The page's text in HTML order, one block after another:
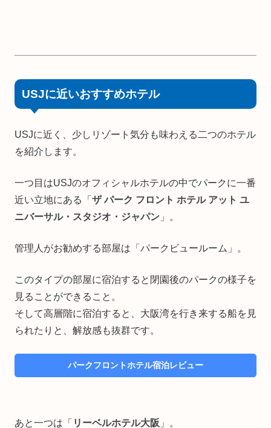
USJに近いおすすめホテル
USJに近く、少しリゾート気分も味わえる二つのホテル
を紹介します。
一つ目はUSJのオフィシャルホテルの中でパークに一番
近い立地にある「 ザ パーク フロント ホテル アット ユ
ニバーサル・スタジオ・ジャパン 」。
管理人がお勧めする部屋は「パークビュールーム」。
このタイプの部屋に宿泊すると閉園後のパークの様子を
見ることができること。
そして高層階に宿泊すると、大阪湾を行き来する船を見
られたりと、解放感も抜群です。
パークフロントホテル宿泊レビュー
あと一つは「 リーベルホテル大阪 」。